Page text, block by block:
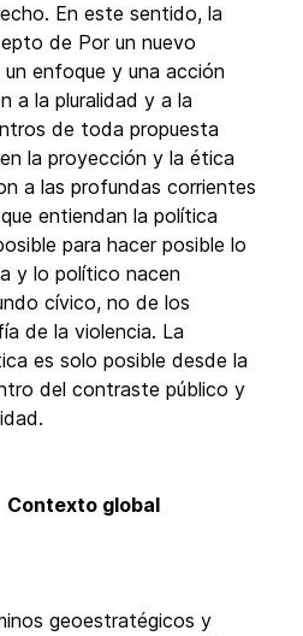
En este sentido, la
de Por un nuevo
enfoque y una acción
a la pluralidad y a la
de toda propuesta
la proyección y la ética
a las profundas corrientes
entiendan la política
para hacer posible lo
y lo político nacen
cívico, no de los
de la violencia. La
es solo posible desde la
del contraste público y
au pluralidad.
Contexto global
y